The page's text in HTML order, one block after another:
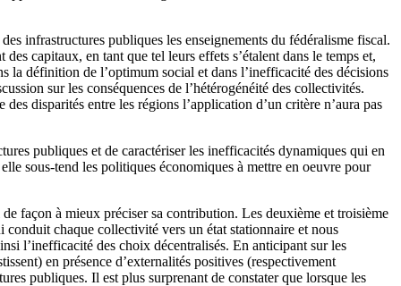
infrastructures publiques les enseignements du fédéralisme fiscal.
capitaux, en tant que tel leurs effets s’étalent dans le temps et,
la définition de l’optimum social et dans l’inefficacité des décisions
sur les conséquences de l’hétérogénéité des collectivités.
disparités entre les régions l’application d’un critère n’aura pas
publiques et de caractériser les inefficacités dynamiques qui en
sous-tend les politiques économiques à mettre en oeuvre pour
façon à mieux préciser sa contribution. Les deuxième et troisième
chaque collectivité vers un état stationnaire et nous
l’ineffica­cité des choix décentralisés. En anticipant sur les
en présence d’externalités posi­tives (respectivement
publiques. Il est plus surprenant de constater que lorsque les